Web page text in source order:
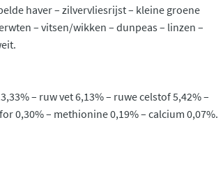
haver – zilvervliesrijst – kleine groene
– vitsen/wikken – dunpeas – linzen –
– ruw vet 6,13% – ruwe celstof 5,42% –
0,30% – methionine 0,19% – calcium 0,07%.